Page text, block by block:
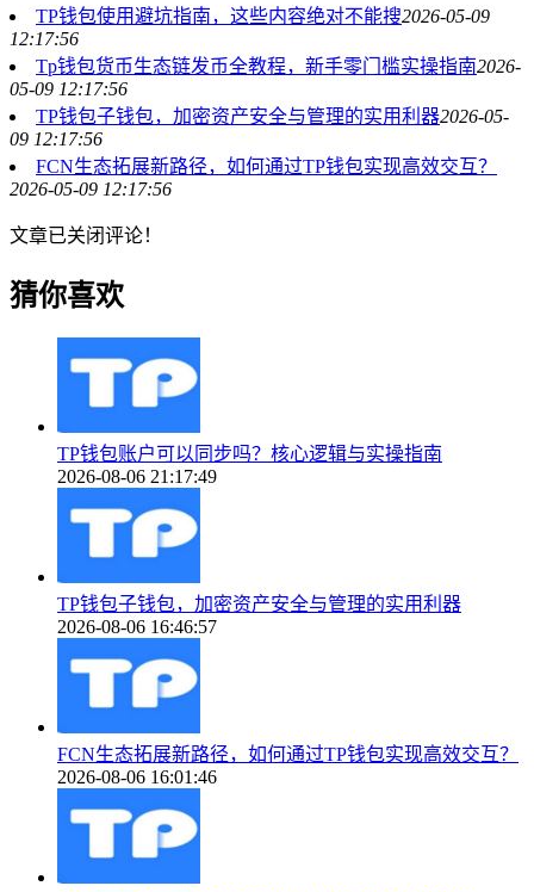
TP钱包使用避坑指南，这些内容绝对不能搜2026-05-09
12:17:56
Tp钱包货币生态链发币全教程，新手零门槛实操指南2026-
05-09 12:17:56
TP钱包子钱包，加密资产安全与管理的实用利器2026-05-
09 12:17:56
FCN生态拓展新路径，如何通过TP钱包实现高效交互？
2026-05-09 12:17:56
文章已关闭评论！
猜你喜欢
TP钱包账户可以同步吗？核心逻辑与实操指南
2026-08-06 21:17:49
TP钱包子钱包，加密资产安全与管理的实用利器
2026-08-06 16:46:57
FCN生态拓展新路径，如何通过TP钱包实现高效交互？
2026-08-06 16:01:46